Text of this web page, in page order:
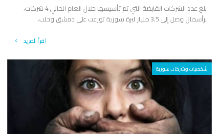
بلغ عدد الشركات القابضة التي تم تأسيسها خلال العام الحالي 4 شركات،
برأسمال وصل إلى 3.5 مليار ليرة سورية توزعت على دمشق وحلب.
اقرأ المزيد
شخصيات وشركات سورية